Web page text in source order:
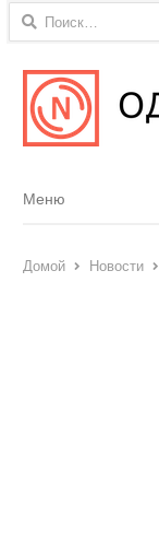
Найти:
Menu
Меню
Домой Новости